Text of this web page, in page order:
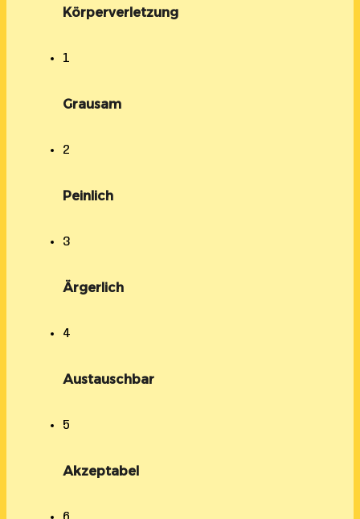
Körperverletzung
1
Grausam
2
Peinlich
3
Ärgerlich
4
Austauschbar
5
Akzeptabel